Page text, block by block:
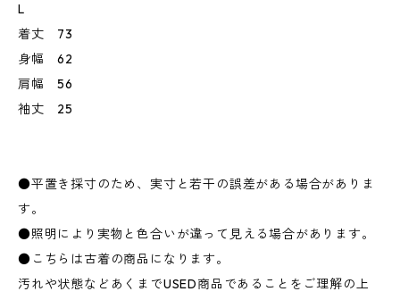
L
着丈 73
身幅 62
肩幅 56
袖丈 25
●平置き採寸のため、実寸と若干の誤差がある場合がありま
す。
●照明により実物と色合いが違って見える場合があります。
●こちらは古着の商品になります。
汚れや状態などあくまでUSED商品であることをご理解の上